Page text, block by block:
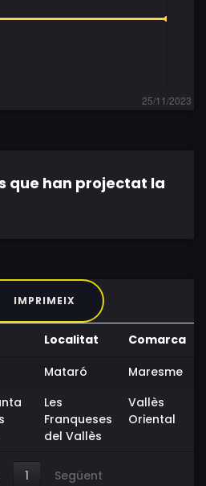
que han projectat la
IMPRIMEIX
Localitat
Comarca
Mataró
Maresme
Les
Franqueses
del Vallès
Vallès
Oriental
1
Següent